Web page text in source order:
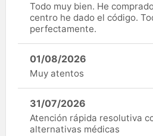
Todo muy bien. He
centro he dado el código.
perfectamente.
01/08/2026
Muy atentos
31/07/2026
Atención rápida resolutiva
alternativas médicas